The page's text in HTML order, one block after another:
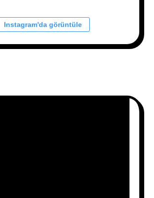
Instagram'da görüntüle